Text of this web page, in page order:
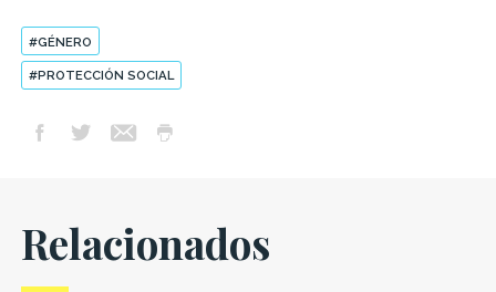
#GÉNERO
#PROTECCIÓN SOCIAL
Relacionados